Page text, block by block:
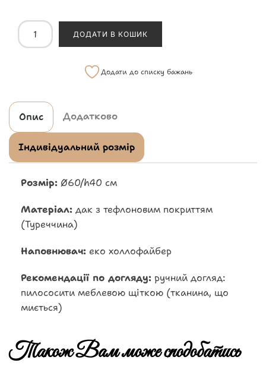
ДОДАТИ В КОШИК
Додати до списку бажань
Опис Додатково
Індивідуальний розмір
Розмір: Ø60/h40 см
Матеріал: дак з тефлоновим покриттям
(Туреччина)
Наповнювач: еко холлофайбер
Рекомендації по догляду: ручний догляд:
пилососити меблевою щіткою (тканина, що
миється)
Також Вам може сподобатись